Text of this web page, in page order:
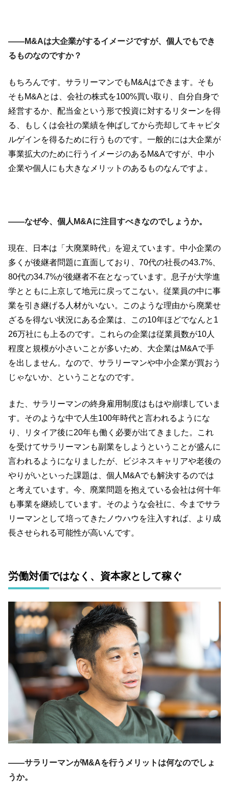
――M&Aは大企業がするイメージですが、個人でもでき
るものなのですか？
もちろんです。サラリーマンでもM&Aはできます。そも
そもM&Aとは、会社の株式を100%買い取り、自分自身で
経営するか、配当金という形で投資に対するリターンを得
る、もしくは会社の業績を伸ばしてから売却してキャピタ
ルゲインを得るために行うものです。一般的には大企業が
事業拡大のために行うイメージのあるM&Aですが、中小
企業や個人にも大きなメリットのあるものなんですよ。
――なぜ今、個人M&Aに注目すべきなのでしょうか。
現在、日本は「大廃業時代」を迎えています。中小企業の
多くが後継者問題に直面しており、70代の社長の43.7%、
80代の34.7%が後継者不在となっています。息子が大学進
学とともに上京して地元に戻ってこない。従業員の中に事
業を引き継げる人材がいない。このような理由から廃業せ
ざるを得ない状況にある企業は、この10年ほどでなんと1
26万社にも上るのです。これらの企業は従業員数が10人
程度と規模が小さいことが多いため、大企業はM&Aで手
を出しません。なので、サラリーマンや中小企業が買おう
じゃないか、ということなのです。
また、サラリーマンの終身雇用制度はもはや崩壊していま
す。そのような中で人生100年時代と言われるようにな
り、リタイア後に20年も働く必要が出てきました。これ
を受けてサラリーマンも副業をしようということが盛んに
言われるようになりましたが、ビジネスキャリアや老後の
やりがいといった課題は、個人M&Aでも解決するのでは
と考えています。今、廃業問題を抱えている会社は何十年
も事業を継続しています。そのような会社に、今までサラ
リーマンとして培ってきたノウハウを注入すれば、より成
長させられる可能性が高いんです。
労働対価ではなく、資本家として稼ぐ
――サラリーマンがM&Aを行うメリットは何なのでしょ
うか。